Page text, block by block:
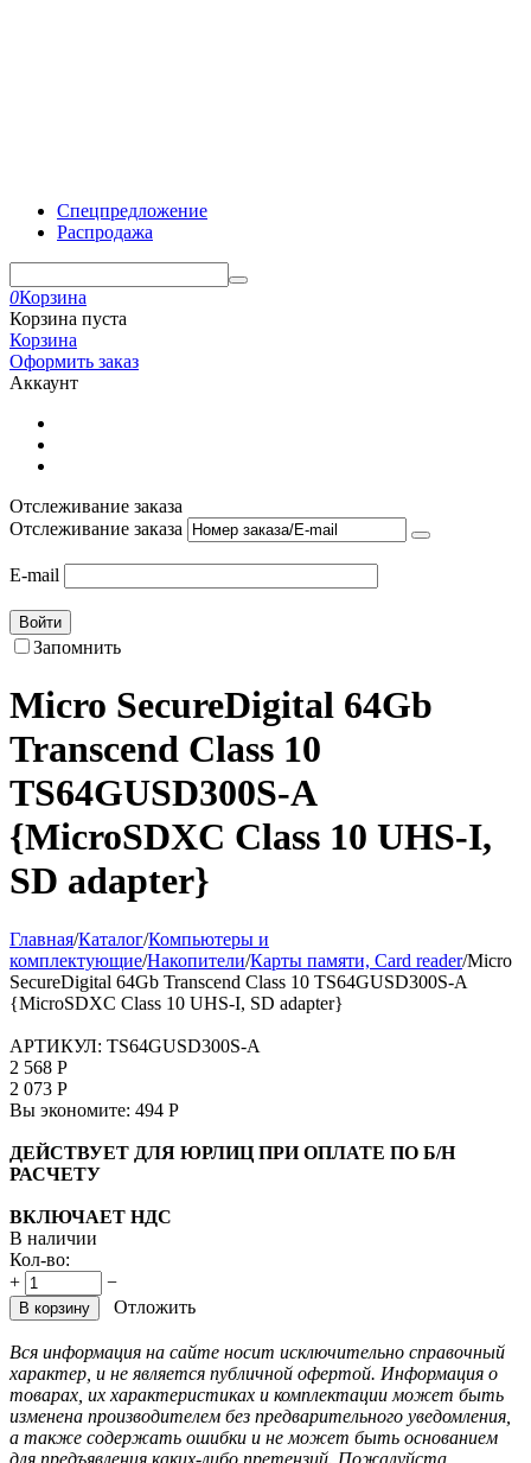
Спецпредложение
Распродажа
0Корзина
Корзина пуста
Корзина
Оформить заказ
Аккаунт
Отслеживание заказа
Отслеживание заказа
E-mail
Войти
Запомнить
Micro SecureDigital 64Gb
Transcend Class 10
TS64GUSD300S-A
{MicroSDXC Class 10 UHS-I,
SD adapter}
Главная/Каталог/Компьютеры и
комплектующие/Накопители/Карты памяти, Card reader/Micro
SecureDigital 64Gb Transcend Class 10 TS64GUSD300S-A
{MicroSDXC Class 10 UHS-I, SD adapter}
АРТИКУЛ: TS64GUSD300S-A
2 568 Р
2 073 Р
Вы экономите: 494 Р
ДЕЙСТВУЕТ ДЛЯ ЮРЛИЦ ПРИ ОПЛАТЕ ПО Б/Н
РАСЧЕТУ
ВКЛЮЧАЕТ НДС
В наличии
Кол-во:
+
−
В корзину Отложить
Вся информация на сайте носит исключительно справочный
характер, и не является публичной офертой. Информация о
товарах, их характеристиках и комплектации может быть
изменена производителем без предварительного уведомления,
а также содержать ошибки и не может быть основанием
для предъявления каких-либо претензий. Пожалуйста,